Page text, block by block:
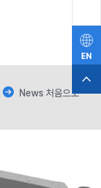
News 처음으로
EN